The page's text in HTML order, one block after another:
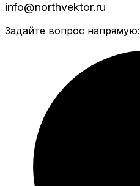
info@northvektor.ru
Задайте вопрос напрямую: